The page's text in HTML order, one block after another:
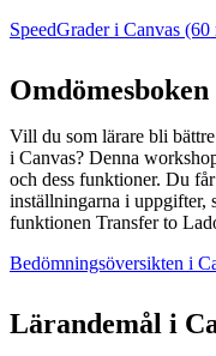
SpeedGrader i Canvas (60
Vill du som lärare bli
i Canvas? Denna
och dess funktioner. Du
inställningarna i uppgifter,
funktionen Transfer to
Bedömningsöversikten i
Lärandemål i